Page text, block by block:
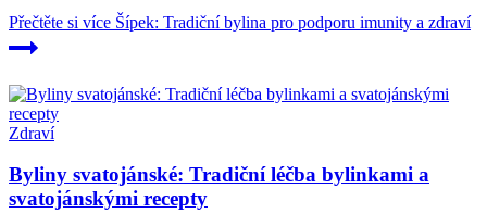
Přečtěte si více Šípek: Tradiční bylina pro podporu imunity a zdraví
Zdraví
Byliny svatojánské: Tradiční léčba bylinkami a
svatojánskými recepty